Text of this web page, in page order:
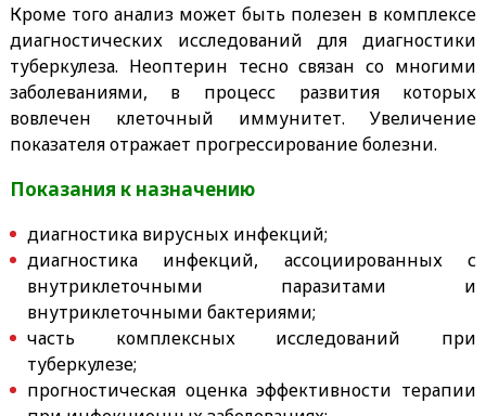
Кроме того анализ может быть полезен в комплексе
диагностических исследований для диагностики
туберкулеза. Неоптерин тесно связан со многими
заболеваниями, в процесс развития которых
вовлечен клеточный иммунитет. Увеличение
показателя отражает прогрессирование болезни.
Показания к назначению
диагностика вирусных инфекций;
диагностика инфекций, ассоциированных с
внутриклеточными паразитами и
внутриклеточными бактериями;
часть комплексных исследований при
туберкулезе;
прогностическая оценка эффективности терапии